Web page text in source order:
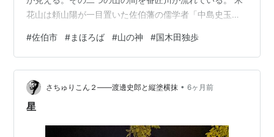
花山は頼山陽が一目置いた佐伯藩の儒学者「中島史玉」
は「群山に連接し、雲表に秀出す」とある。伊勢岳の頂
上には東九州では珍しい三体の御神体を祀る摂社「石鎚
神社」が鎮座している。 その２つの秀峰の前を横切るよ
うに低く連なる尾根が「三股越」である。麓の三股集落
の「白山神社」脇の里道から登り小川集落の「苣ノ木」
#佐伯市 #まほろば #山の神 #国木田独歩
さちゅりこん２――渡邊史郎と縦塗横抹 • 6ヶ月前
星